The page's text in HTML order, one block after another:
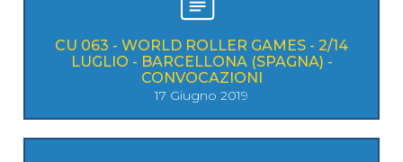
CU 063 - WORLD ROLLER GAMES - 2/14
LUGLIO - BARCELLONA (SPAGNA) -
CONVOCAZIONI
17 Giugno 2019